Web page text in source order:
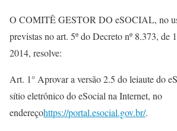
O COMITÊ GESTOR DO eSOCIAL, no
previstas no art. 5º do Decreto nº 8.373, de
2014, resolve:
Art. 1° Aprovar a versão 2.5 do leiaute do
sítio eletrônico do eSocial na Internet, no
endereçohttps://portal.esocial.gov.br/.